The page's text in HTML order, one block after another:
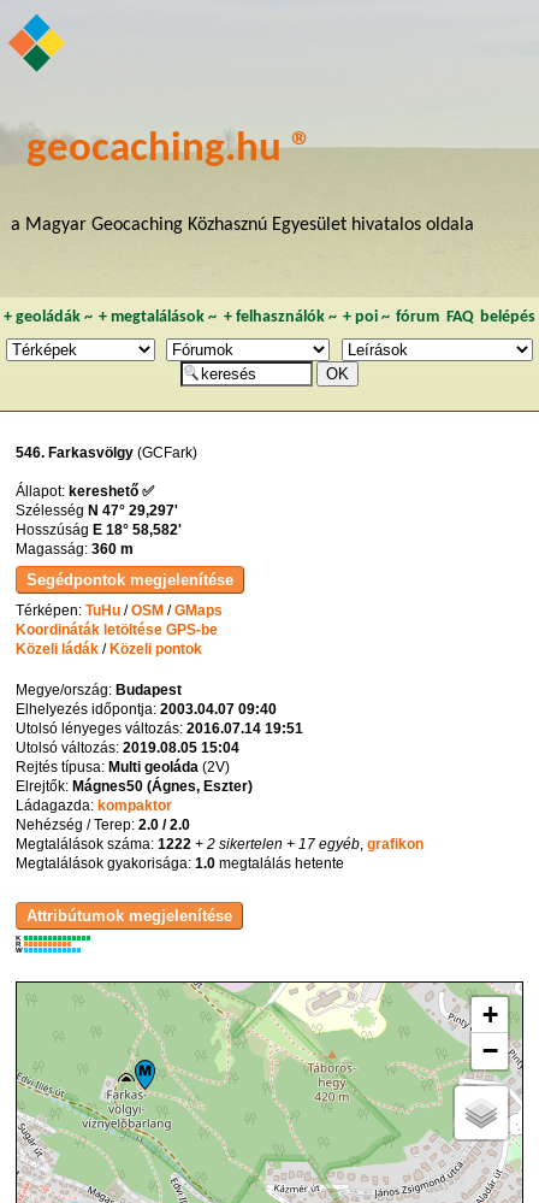
geocaching.hu ®
a Magyar Geocaching Közhasznú Egyesület hivatalos oldala
+ geoládák~ +megtalálások ~ + felhasználók~ + poi~ fórum FAQ belépés
546. Farkasvölgy (GCFark)
Állapot:kereshető ✅
SzélességN 47° 29,297'
HosszúságE 18° 58,582'
Magasság:360 m
Térképen:TuHu /OSM /GMaps
Koordináták letöltése GPS-be
Közeli ládák / Közeli pontok
Megye/ország: Budapest
Elhelyezés időpontja:2003.04.07 09:40
Utolsó lényeges változás:2016.07.14 19:51
Utolsó változás:2019.08.05 15:04
Rejtés típusa: Multi geoláda (2V)
Elrejtők: Mágnes50 (Ágnes, Eszter)
Ládagazda: kompaktor
Nehézség / Terep:2.0 / 2.0
Megtalálások száma:1222 + 2 sikertelen + 17 egyéb,grafikon
Megtalálások gyakorisága:1.0 megtalálás hetente
K
R
W
+
−